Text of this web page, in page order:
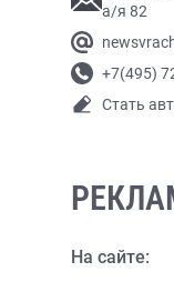
а/я 82
+7(495)
Стать
На сайте: